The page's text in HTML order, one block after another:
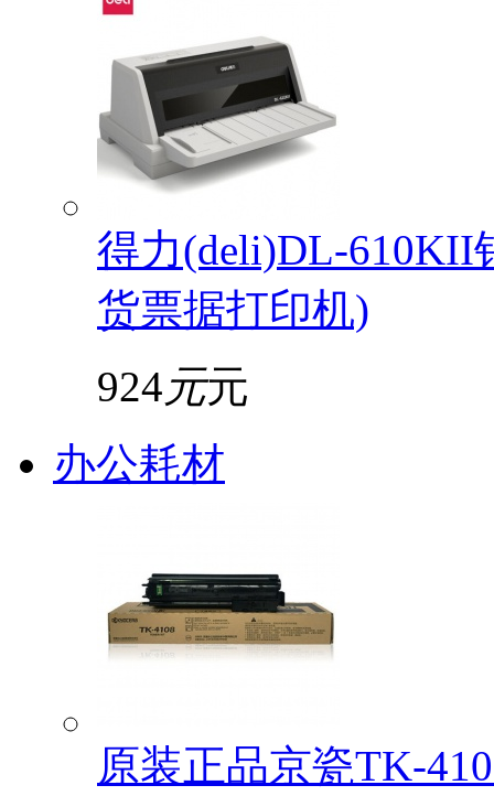
得力(deli)DL-610KII
货票据打印机)
924元元
办公耗材
原装正品京瓷TK-